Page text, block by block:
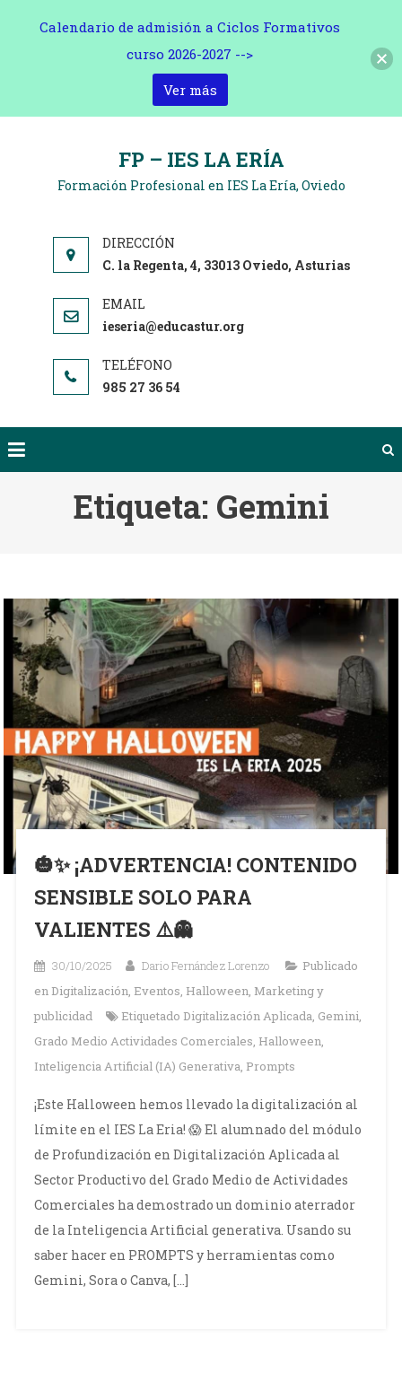
contenido
FP – IES LA ERÍA
Formación Profesional en IES La Ería, Oviedo
C. la Regenta, 4, 33013 Oviedo, Asturias
ieseria@educastur.org
985 27 36 54
Etiqueta: Gemini
🎃✨ ¡ADVERTENCIA! CONTENIDO
SENSIBLE SOLO PARA
VALIENTES ⚠️👻
30/10/2025 Dario Fernández Lorenzo
Publicado
en Digitalización, Eventos, Halloween, Marketing y
publicidad
Etiquetado Digitalización Aplicada, Gemini,
Grado Medio Actividades Comerciales, Halloween,
Inteligencia Artificial (IA) Generativa, Prompts
¡Este Halloween hemos llevado la digitalización al
límite en el IES La Eria! 😱 El alumnado del módulo
de Profundización en Digitalización Aplicada al
Sector Productivo del Grado Medio de Actividades
Comerciales ha demostrado un dominio aterrador
de la Inteligencia Artificial generativa. Usando su
saber hacer en PROMPTS y herramientas como
Gemini, Sora o Canva, […]
Calendario de admisión a Ciclos Formativos
curso 2026-2027 -->
Ver más